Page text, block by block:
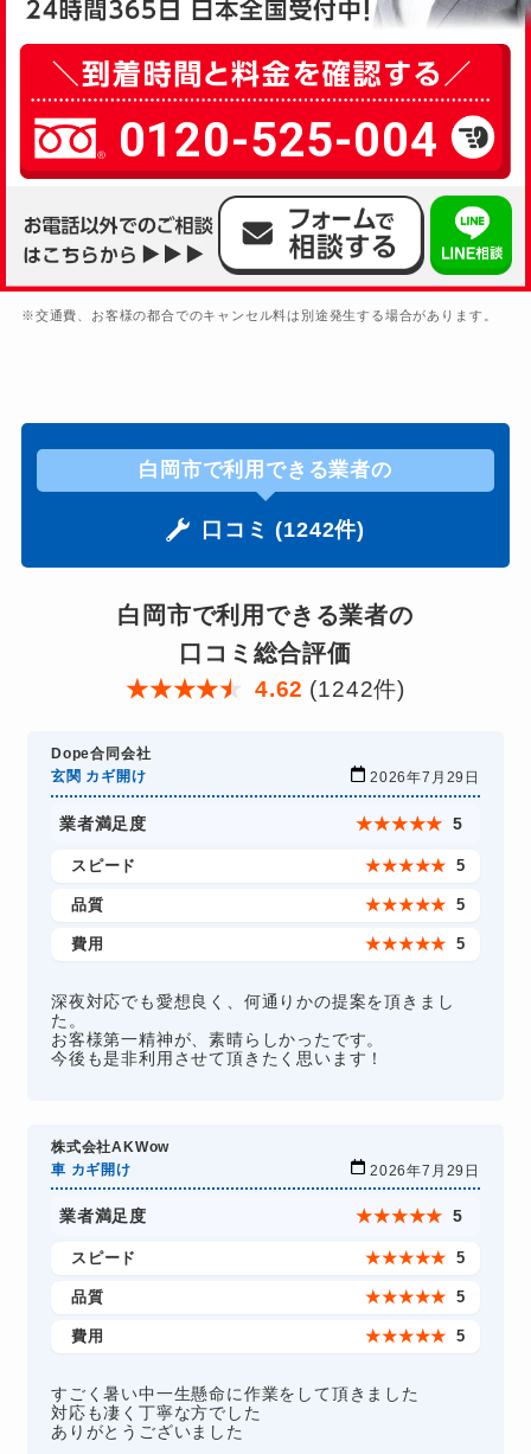
0120-525-004
※交通費、お客様の都合でのキャンセル料は別途発生する場合があります。
白岡市で利用できる業者の
口コミ (1242件)
白岡市で利用できる業者の
口コミ総合評価
★★★★★ 4.62 (1242件)
Dope合同会社
玄関 カギ開け
2026年7月29日
業者満足度 ★★★★★ 5
スピード ★★★★★ 5
品質 ★★★★★ 5
費用 ★★★★★ 5
深夜対応でも愛想良く、何通りかの提案を頂きまし
た。
お客様第一精神が、素晴らしかったです。
今後も是非利用させて頂きたく思います！
株式会社AKWow
車 カギ開け
2026年7月29日
業者満足度 ★★★★★ 5
スピード ★★★★★ 5
品質 ★★★★★ 5
費用 ★★★★★ 5
すごく暑い中一生懸命に作業をして頂きました
対応も凄く丁寧な方でした
ありがとうございました